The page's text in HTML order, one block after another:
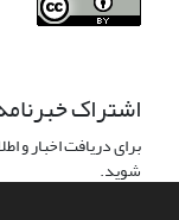
اشتراک
برای دریافت اخبار و
شوید.